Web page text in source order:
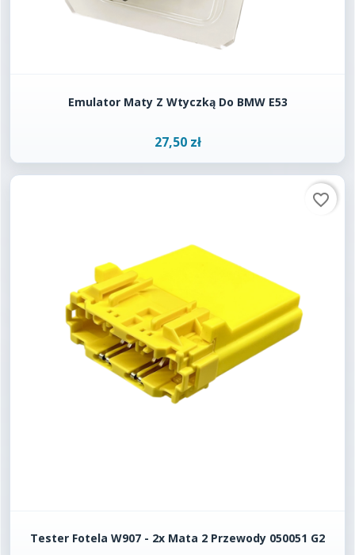
Emulator Maty Z Wtyczką Do BMW E53
27,50 zł
Tester Fotela W907 - 2x Mata 2 Przewody 050051 G2
favorite_border